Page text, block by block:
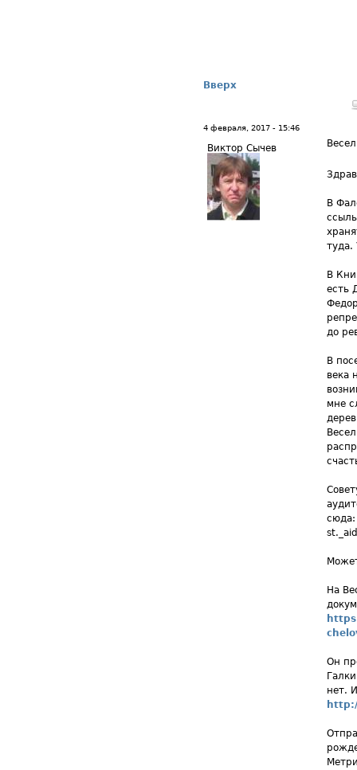
Вверх
4 февраля, 2017 - 15:46
Виктор Сычев
В
туда.
В
есть
до
В
века
мне
сюда:
На
Он
нет.